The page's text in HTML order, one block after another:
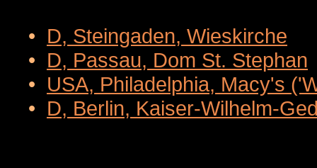
• D, Steingaden, Wieskirche
• D, Passau, Dom St. Stephan
• USA, Philadelphia, Macy's
• D, Berlin, Kaiser-Wilhelm-